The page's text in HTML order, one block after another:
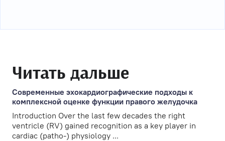
Читать дальше
Современные эхокардиографические подходы к
комплексной оценке функции правого желудочка
Introduction Over the last few decades the right
ventricle (RV) gained recognition as a key player in
cardiac (patho-) physiology ...